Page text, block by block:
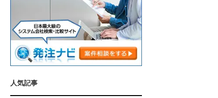
人気記事